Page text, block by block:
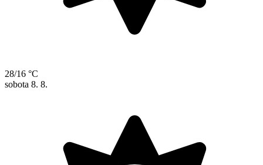
28/16 °C
sobota 8. 8.